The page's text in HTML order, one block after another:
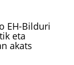
EH-Bilduri
eta
akats